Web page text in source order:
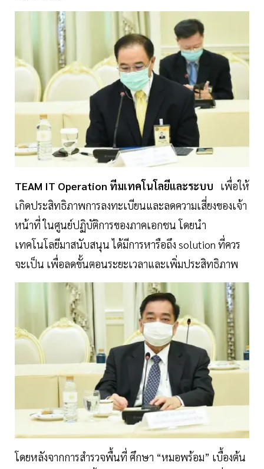
TEAM IT Operation ทีมเทคโนโลยีและระบบ
เพื่อให้
เกิดประสิทธิภาพการลงทะเบียนและลดความเสี่ยงของเจ้า
หน้าที่ ในศูนย์ปฏิบัติการของภาคเอกชน โดยนำ
เทคโนโลยีมาสนับสนุน ได้มีการหารือถึง solution ที่ควร
จะเป็น เพื่อลดขั้นตอนระยะเวลาและเพิ่มประสิทธิภาพ
โดยหลังจากการสำรวจพื้นที่ ศึกษา “หมอพร้อม” เบื้องต้น